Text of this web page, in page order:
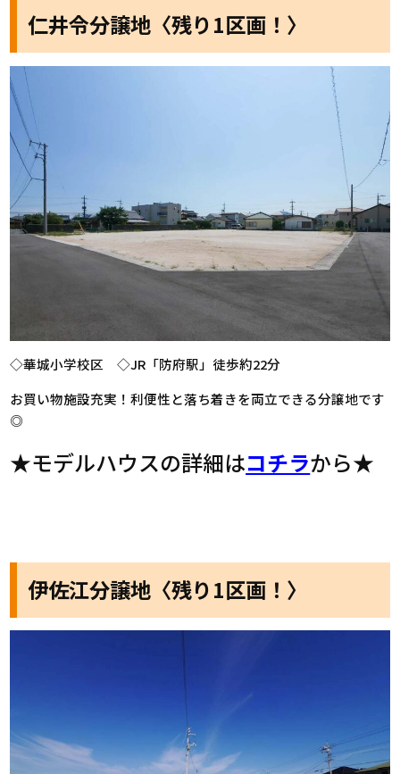
仁井令分譲地〈残り1区画！〉
◇華城小学校区 ◇JR「防府駅」徒歩約22分
お買い物施設充実！利便性と落ち着きを両立できる分譲地です
◎
★モデルハウスの詳細はコチラから★
伊佐江分譲地〈残り1区画！〉